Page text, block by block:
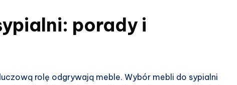
porady i
rolę odgrywają meble. Wybór mebli do sypialni